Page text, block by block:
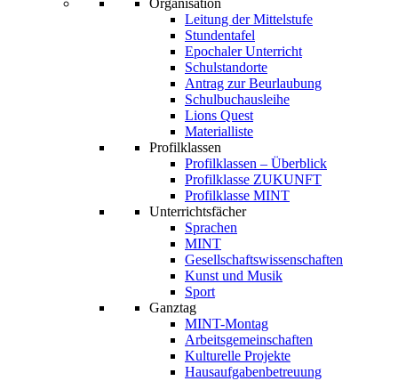
Organisation
Leitung der Mittelstufe
Stundentafel
Epochaler Unterricht
Schulstandorte
Antrag zur Beurlaubung
Schulbuchausleihe
Lions Quest
Materialliste
Profilklassen
Profilklassen – Überblick
Profilklasse ZUKUNFT
Profilklasse MINT
Unterrichtsfächer
Sprachen
MINT
Gesellschaftswissenschaften
Kunst und Musik
Sport
Ganztag
MINT-Montag
Arbeitsgemeinschaften
Kulturelle Projekte
Hausaufgabenbetreuung